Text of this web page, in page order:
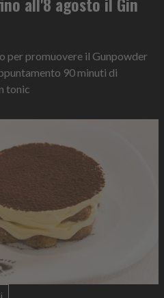
per promuovere il Gunpowder
90 minuti di
tonic